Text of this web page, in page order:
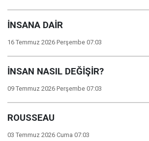
İNSANA DAİR
16 Temmuz 2026 Perşembe 07:03
İNSAN NASIL DEĞİŞİR?
09 Temmuz 2026 Perşembe 07:03
ROUSSEAU
03 Temmuz 2026 Cuma 07:03